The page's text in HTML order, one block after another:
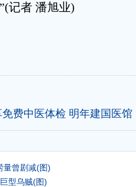
记者 潘旭业)
费中医体检 明年建国医馆
量曾剧减(图)
型乌贼(图)